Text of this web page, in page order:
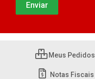
Meus Pedidos
Notas Fiscais